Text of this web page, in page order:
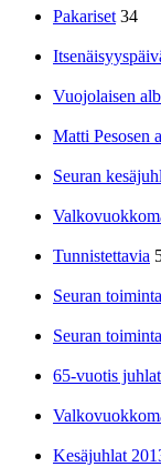
Pakariset 34
Vuojolaisen
Matti Pesosen
Seuran
Tunnistettavia
Seuran
Seuran
65-vuotis
Kesäjuhlat